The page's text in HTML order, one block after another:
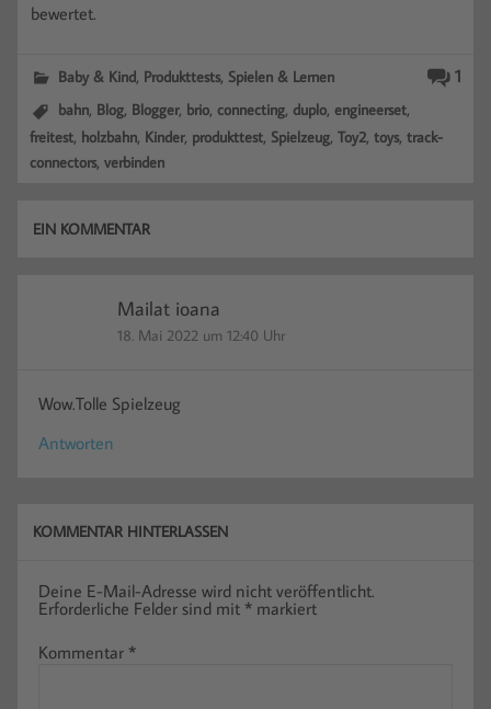
bewertet.
1
Baby & Kind Produkttests, Spielen & Lernen
bahn Blog Blogger, brio ,connecting duplo ,engineerset
freitest, holzbahn, Kinder, produkttest, Spielzeug,Toy2,toys,track-
connectors,verbinden
EIN KOMMENTAR
Mailat ioana
18. Mai 2022 um 12:40 Uhr
Wow.Tolle Spielzeug
Antworten
KOMMENTAR HINTERLASSEN
Deine E-Mail-Adresse wird nicht veröffentlicht.
Erforderliche Felder sind mit * markiert
Kommentar *